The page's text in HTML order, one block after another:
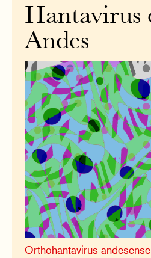
Hantavirus
Andes
Orthohantavirus